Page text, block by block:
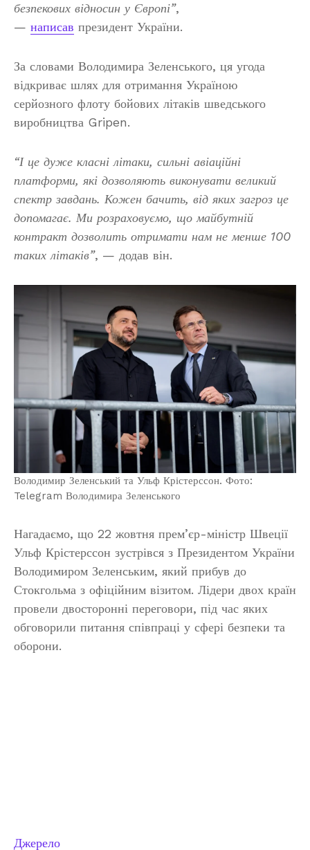
безпекових відносин у Європі”,
— написав президент України.
За словами Володимира Зеленського, ця угода
відкриває шлях для отримання Україною
серйозного флоту бойових літаків шведського
виробництва Gripen.
“І це дуже класні літаки, сильні авіаційні
платформи, які дозволяють виконувати великий
спектр завдань. Кожен бачить, від яких загроз це
допомагає. Ми розраховуємо, що майбутній
контракт дозволить отримати нам не менше 100
таких літаків”, — додав він.
Володимир Зеленський та Ульф Крістерссон. Фото:
Telegram Володимира Зеленського
Нагадаємо, що 22 жовтня прем’єр-міністр Швеції
Ульф Крістерссон зустрівся з Президентом України
Володимиром Зеленським, який прибув до
Стокгольма з офіційним візитом. Лідери двох країн
провели двосторонні переговори, під час яких
обговорили питання співпраці у сфері безпеки та
оборони.
Джерело